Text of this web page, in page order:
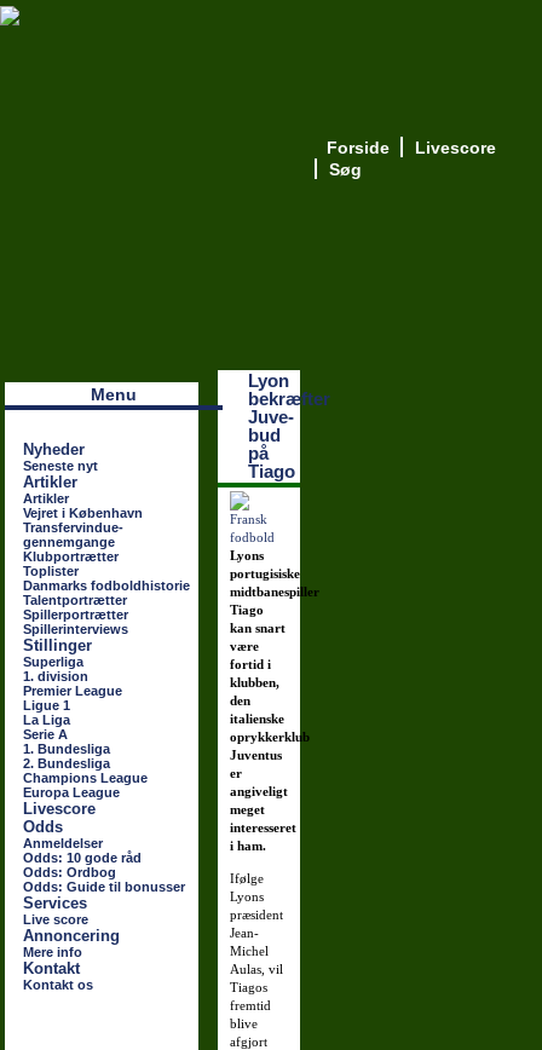
Forside
Livescore
Søg
Menu
Nyheder
Seneste nyt
Artikler
Artikler
Vejret i København
Transfervindue-
gennemgange
Klubportrætter
Toplister
Danmarks fodboldhistorie
Talentportrætter
Spillerportrætter
Spillerinterviews
Stillinger
Superliga
1. division
Premier League
Ligue 1
La Liga
Serie A
1. Bundesliga
2. Bundesliga
Champions League
Europa League
Livescore
Odds
Anmeldelser
Odds: 10 gode råd
Odds: Ordbog
Odds: Guide til bonusser
Services
Live score
Annoncering
Mere info
Kontakt
Kontakt os
Lyon
bekræfter
Juve-
bud
på
Tiago
Lyons
portugisiske
midtbanespiller
Tiago
kan snart
være
fortid i
klubben,
den
italienske
oprykkerklub
Juventus
er
angiveligt
meget
interesseret
i ham.
Ifølge
Lyons
præsident
Jean-
Michel
Aulas, vil
Tiagos
fremtid
blive
afgjort